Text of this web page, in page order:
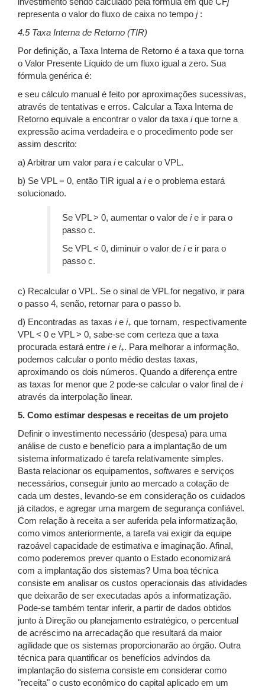
representa o valor do fluxo de caixa no tempo j :
4.5 Taxa Interna de Retorno (TIR)
Por definição, a Taxa Interna de Retorno é a taxa que torna
o Valor Presente Líquido de um fluxo igual a zero. Sua
fórmula genérica é:
e seu cálculo manual é feito por aproximações sucessivas,
através de tentativas e erros. Calcular a Taxa Interna de
Retorno equivale a encontrar o valor da taxa ique torne a
expressão acima verdadeira e o procedimento pode ser
assim descrito:
a) Arbitrar um valor para ie calcular o VPL.
b) Se VPL = 0, então TIR igual a ie o problema estará
solucionado.
Se VPL > 0, aumentar o valor de ie ir para o
passo c.
Se VPL < 0, diminuir o valor de ie ir para o
passo c.
c) Recalcular o VPL. Se o sinal de VPL for negativo, ir para
o passo 4, senão, retornar para o passo b.
d) Encontradas as taxas ie i+ que tornam, respectivamente
VPL < 0 e VPL > 0, sabe-se com certeza que a taxa
procurada estará entre ie i+. Para melhorar a informação,
podemos calcular o ponto médio destas taxas,
aproximando os dois números. Quando a diferença entre
as taxas for menor que 2 pode-se calcular o valor final de i
através da interpolação linear.
5. Como estimar despesas e receitas de um projeto
Definir o investimento necessário (despesa) para uma
análise de custo e benefício para a implantação de um
sistema informatizado é tarefa relativamente simples.
Basta relacionar os equipamentos, softwares e serviços
necessários, conseguir junto ao mercado a cotação de
cada um destes, levando-se em consideração os cuidados
já citados, e agregar uma margem de segurança confiável.
Com relação à receita a ser auferida pela informatização,
como vimos anteriormente, a tarefa vai exigir da equipe
razoável capacidade de estimativa e imaginação. Afinal,
como poderemos prever quanto o Estado economizará
com a implantação dos sistemas? Uma boa técnica
consiste em analisar os custos operacionais das atividades
que deixarão de ser executadas após a informatização.
Pode-se também tentar inferir, a partir de dados obtidos
junto à Direção ou planejamento estratégico, o percentual
de acréscimo na arrecadação que resultará da maior
agilidade que os sistemas proporcionarão ao órgão. Outra
técnica para quantificar os benefícios advindos da
implantação do sistema consiste em considerar como
"receita" o custo econômico do capital aplicado em um